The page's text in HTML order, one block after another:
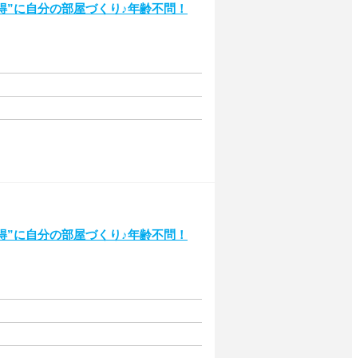
に自分の部屋づくり♪年齢不問！
に自分の部屋づくり♪年齢不問！